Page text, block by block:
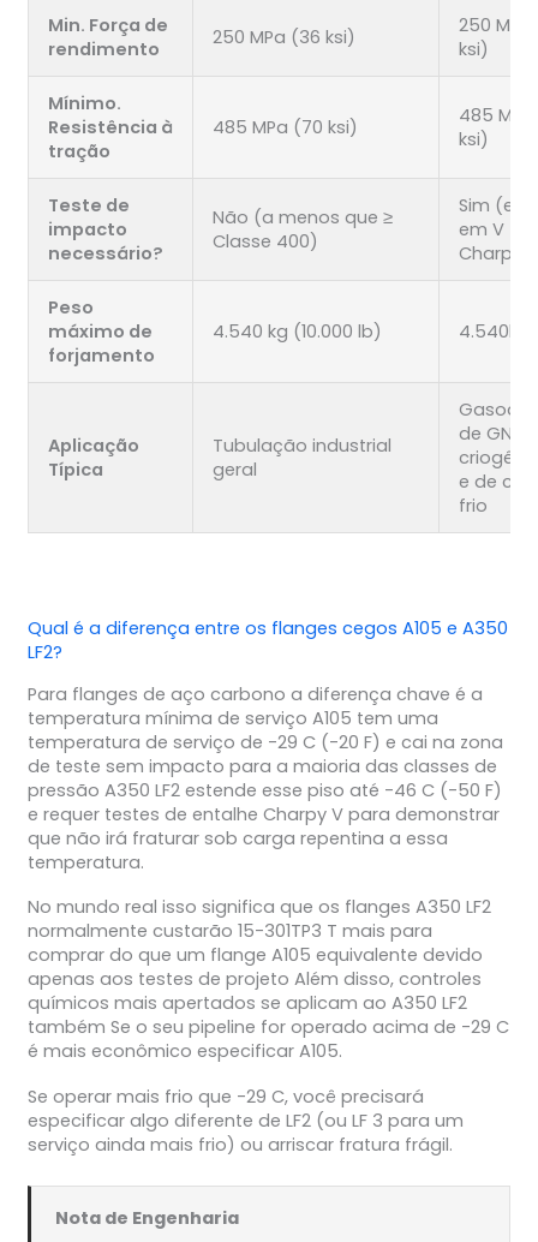
Min. Força de
rendimento
250 MPa (36 ksi)
250
ksi)
Mínimo.
Resistência à
tração
485 MPa (70 ksi)
485
ksi)
Teste de
impacto
necessário?
Não (a menos que ≥
Classe 400)
Sim
em V
Charpy)
Peso
máximo de
forjamento
4.540 kg (10.000 lb) 4.540kg
Aplicação
Típica
Tubulação industrial
geral
de GNL,
e de
frio
Qual é a diferença entre os flanges cegos A105 e A350
LF2?
Para flanges de aço carbono a diferença chave é a
temperatura mínima de serviço A105 tem uma
temperatura de serviço de -29 C (-20 F) e cai na zona
de teste sem impacto para a maioria das classes de
pressão A350 LF2 estende esse piso até -46 C (-50 F)
e requer testes de entalhe Charpy V para demonstrar
que não irá fraturar sob carga repentina a essa
temperatura.
No mundo real isso significa que os flanges A350 LF2
normalmente custarão 15-301TP3 T mais para
comprar do que um flange A105 equivalente devido
apenas aos testes de projeto Além disso, controles
químicos mais apertados se aplicam ao A350 LF2
também Se o seu pipeline for operado acima de -29 C
é mais econômico especificar A105.
Se operar mais frio que -29 C, você precisará
especificar algo diferente de LF2 (ou LF 3 para um
serviço ainda mais frio) ou arriscar fratura frágil.
Nota de Engenharia